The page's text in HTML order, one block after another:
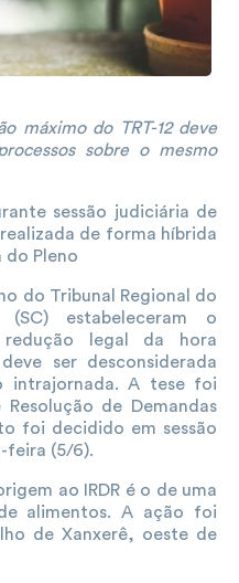
máximo do TRT-12 deve
sobre o mesmo
sessão judiciária de
de forma híbrida
do Pleno
do Tribunal Regional do
estabeleceram o
legal da hora
ser desconsiderada
intrajornada. A tese foi
de Demandas
foi decidido em sessão
feira (5/6).
ao IRDR é o de uma
alimentos. A ação foi
de Xanxerê, oeste de